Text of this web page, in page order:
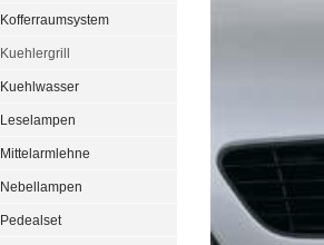
Kofferraumsystem
Kuehlergrill
Kuehlwasser
Leselampen
Mittelarmlehne
Nebellampen
Pedealset